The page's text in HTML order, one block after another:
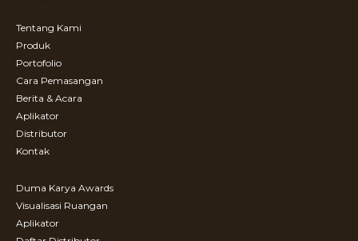
Tentang Kami
Produk
Portofolio
Cara Pemasangan
Berita & Acara
Aplikator
Distributor
Kontak
Duma Karya Awards
Visualisasi Ruangan
Aplikator